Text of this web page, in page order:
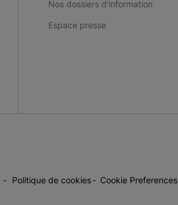
Nos dossiers d'information
Espace presse
Politique de cookies Cookie Preferences